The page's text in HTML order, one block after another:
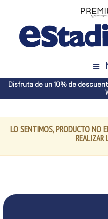
Disfruta de un 10% de
LO SENTIMOS, PRODUCTO NO
REALIZAR